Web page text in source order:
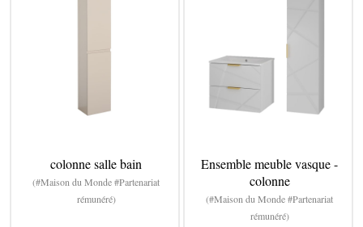
colonne salle bain
(#Maison du Monde #Partenariat
rémunéré)
Ensemble meuble vasque -
colonne
(#Maison du Monde #Partenariat
rémunéré)